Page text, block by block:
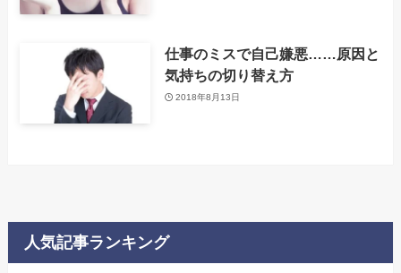
仕事のミスで自己嫌悪……原因と
気持ちの切り替え方
2018年8月13日
人気記事ランキング